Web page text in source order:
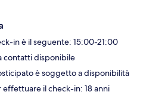
in è il seguente: 15:00-21:00
contatti disponibile
è soggetto a disponibilità
effettuare il check-in: 18 anni